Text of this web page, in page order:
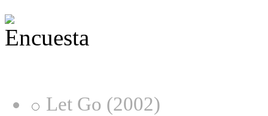
Let Go (2002)